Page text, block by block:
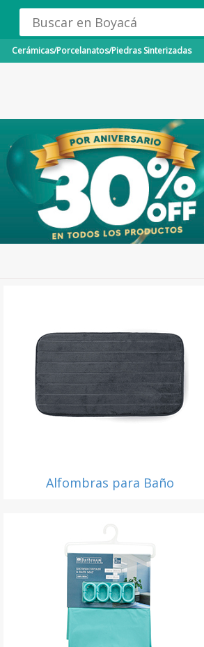
Cerámicas/Porcelanatos/Piedras Sinterizadas
Alfombras para Baño